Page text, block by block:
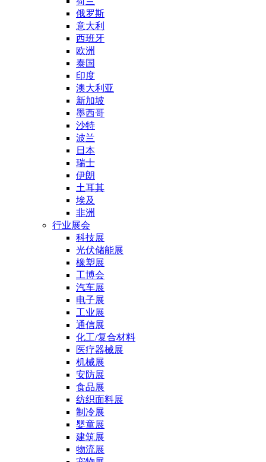
俄罗斯
意大利
西班牙
欧洲
泰国
印度
澳大利亚
新加坡
墨西哥
沙特
波兰
日本
瑞士
伊朗
土耳其
埃及
非洲
行业展会
科技展
光伏储能展
橡塑展
工博会
汽车展
电子展
工业展
通信展
化工/复合材料
医疗器械展
机械展
安防展
食品展
纺织面料展
制冷展
婴童展
建筑展
物流展